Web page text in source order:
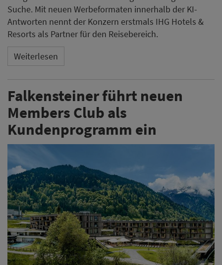
Suche. Mit neuen Werbeformaten innerhalb der KI-
Antworten nennt der Konzern erstmals IHG Hotels &
Resorts als Partner für den Reisebereich.
Weiterlesen
Falkensteiner führt neuen
Members Club als
Kundenprogramm ein